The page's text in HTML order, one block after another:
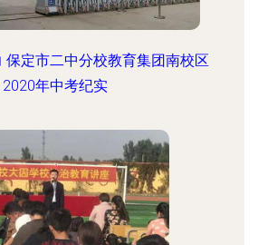
保定市二中分校教育集团南校区
2020年中考纪实